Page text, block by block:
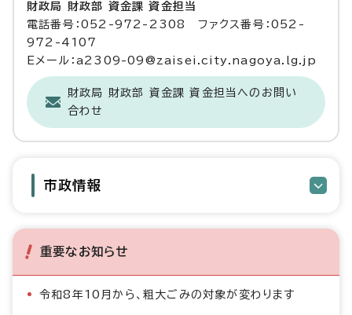
財政局 財政部 資金課 資金担当
電話番号：052-972-2308 ファクス番号：052-
972-4107
Eメール：a2309-09@zaisei.city.nagoya.lg.jp
財政局 財政部 資金課 資金担当へのお問い
合わせ
市政情報
重要なお知らせ
令和8年10月から、粗大ごみの対象が変わります